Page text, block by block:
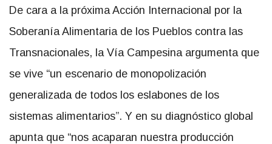
De cara a la próxima Acción Internacional por la
Soberanía Alimentaria de los Pueblos contra las
Transnacionales, la Vía Campesina argumenta que
se vive “un escenario de monopolización
generalizada de todos los eslabones de los
sistemas alimentarios”. Y en su diagnóstico global
apunta que “nos acaparan nuestra producción